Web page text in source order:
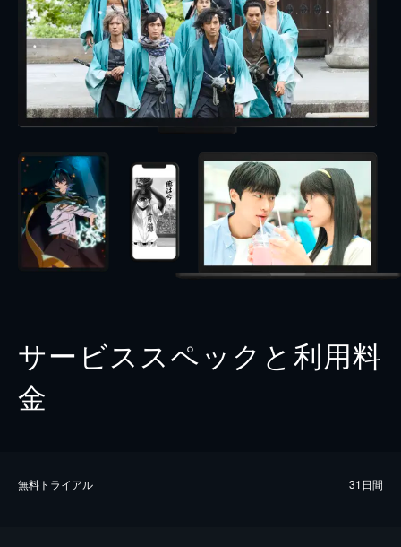
サービススペックと利用料
金
無料トライアル 31日間